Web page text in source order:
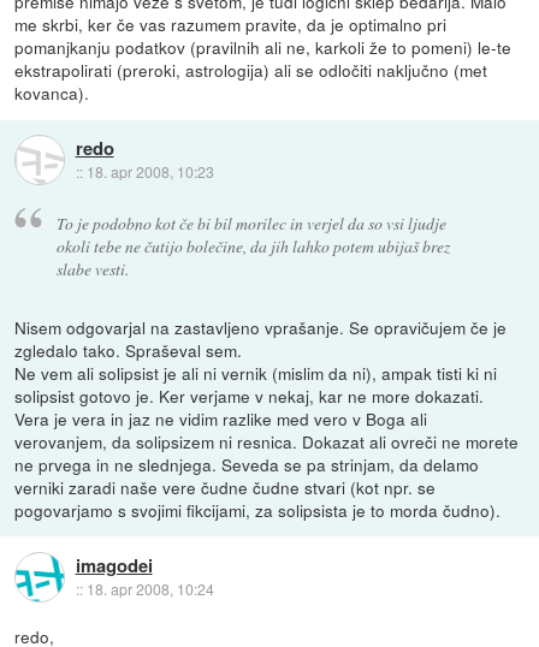
me skrbi, ker če vas razumem pravite, da je optimalno pri
pomanjkanju podatkov (pravilnih ali ne, karkoli že to pomeni) le-te
ekstrapolirati (preroki, astrologija) ali se odločiti naključno (met
kovanca).
redo
:: 18. apr 2008, 10:23
To je podobno kot če bi bil morilec in verjel da so vsi ljudje
okoli tebe ne čutijo bolečine, da jih lahko potem ubijaš brez
slabe vesti.
Nisem odgovarjal na zastavljeno vprašanje. Se opravičujem če je
zgledalo tako. Spraševal sem.
Ne vem ali solipsist je ali ni vernik (mislim da ni), ampak tisti ki ni
solipsist gotovo je. Ker verjame v nekaj, kar ne more dokazati.
Vera je vera in jaz ne vidim razlike med vero v Boga ali
verovanjem, da solipsizem ni resnica. Dokazat ali ovreči ne morete
ne prvega in ne slednjega. Seveda se pa strinjam, da delamo
verniki zaradi naše vere čudne čudne stvari (kot npr. se
pogovarjamo s svojimi fikcijami, za solipsista je to morda čudno).
imagodei
:: 18. apr 2008, 10:24
redo,